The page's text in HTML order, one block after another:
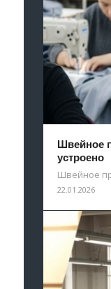
Швейное
устроено
Швейное
22.01.2026